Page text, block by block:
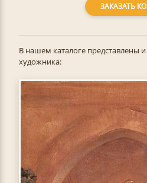
ЗАКАЗАТЬ
В нашем каталоге представлены
художника: